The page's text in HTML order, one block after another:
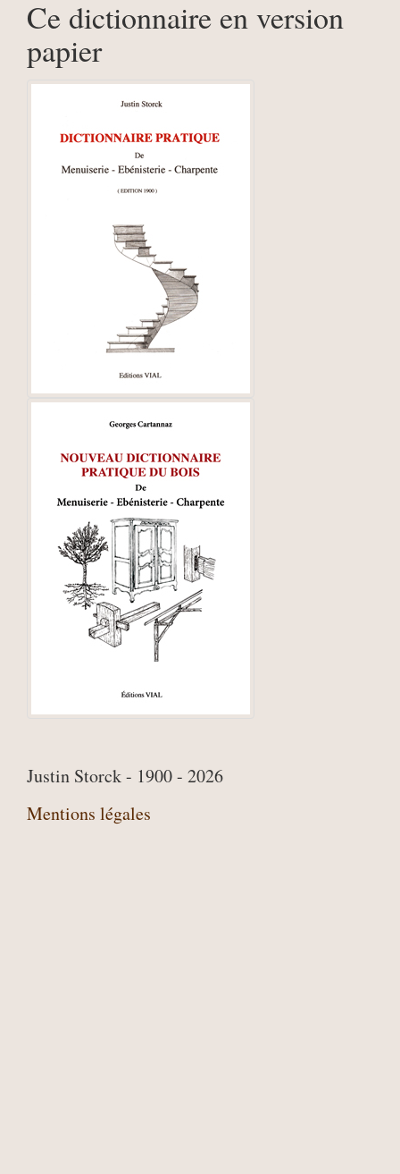
Ce dictionnaire en version
papier
Justin Storck - 1900 - 2026
Mentions légales